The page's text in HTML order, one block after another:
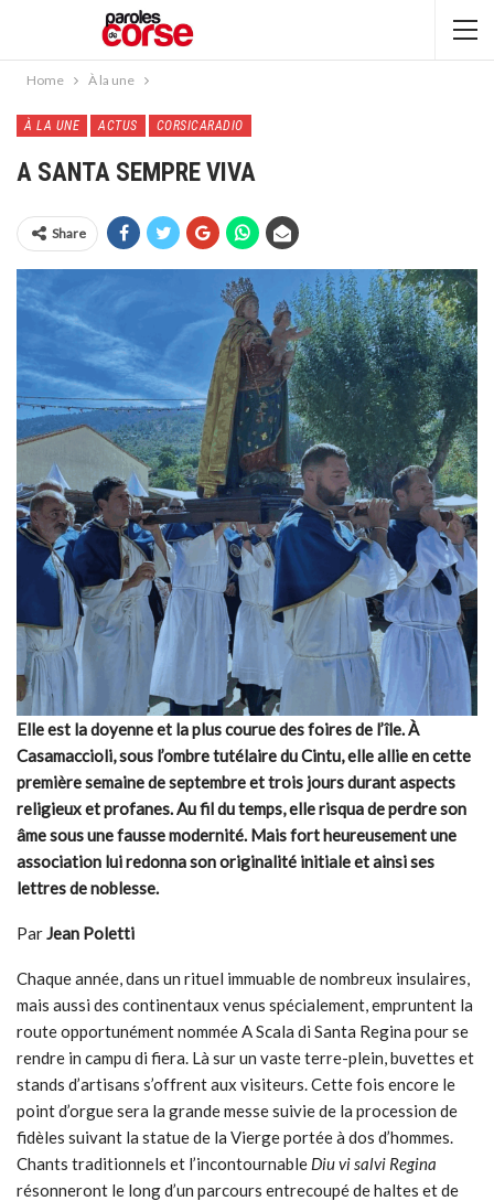
Home À la une
À LA UNE ACTUS CORSICARADIO
A SANTA SEMPRE VIVA
Share
Elle est la doyenne et la plus courue des foires de l’île. À
Casamaccioli, sous l’ombre tutélaire du Cintu, elle allie en cette
première semaine de septembre et trois jours durant aspects
religieux et profanes. Au fil du temps, elle risqua de perdre son
âme sous une fausse modernité. Mais fort heureusement une
association lui redonna son originalité initiale et ainsi ses
lettres de noblesse.
ParJean Poletti
Chaque année, dans un rituel immuable de nombreux insulaires,
mais aussi des continentaux venus spécialement, empruntent la
route opportunément nommée A Scala di Santa Regina pour se
rendre in campu di fiera. Là sur un vaste terre-plein, buvettes et
stands d’artisans s’offrent aux visiteurs. Cette fois encore le
point d’orgue sera la grande messe suivie de la procession de
fidèles suivant la statue de la Vierge portée à dos d’hommes.
Chants traditionnels et l’incontournable Diu vi salvi Regina
résonneront le long d’un parcours entrecoupé de haltes et de